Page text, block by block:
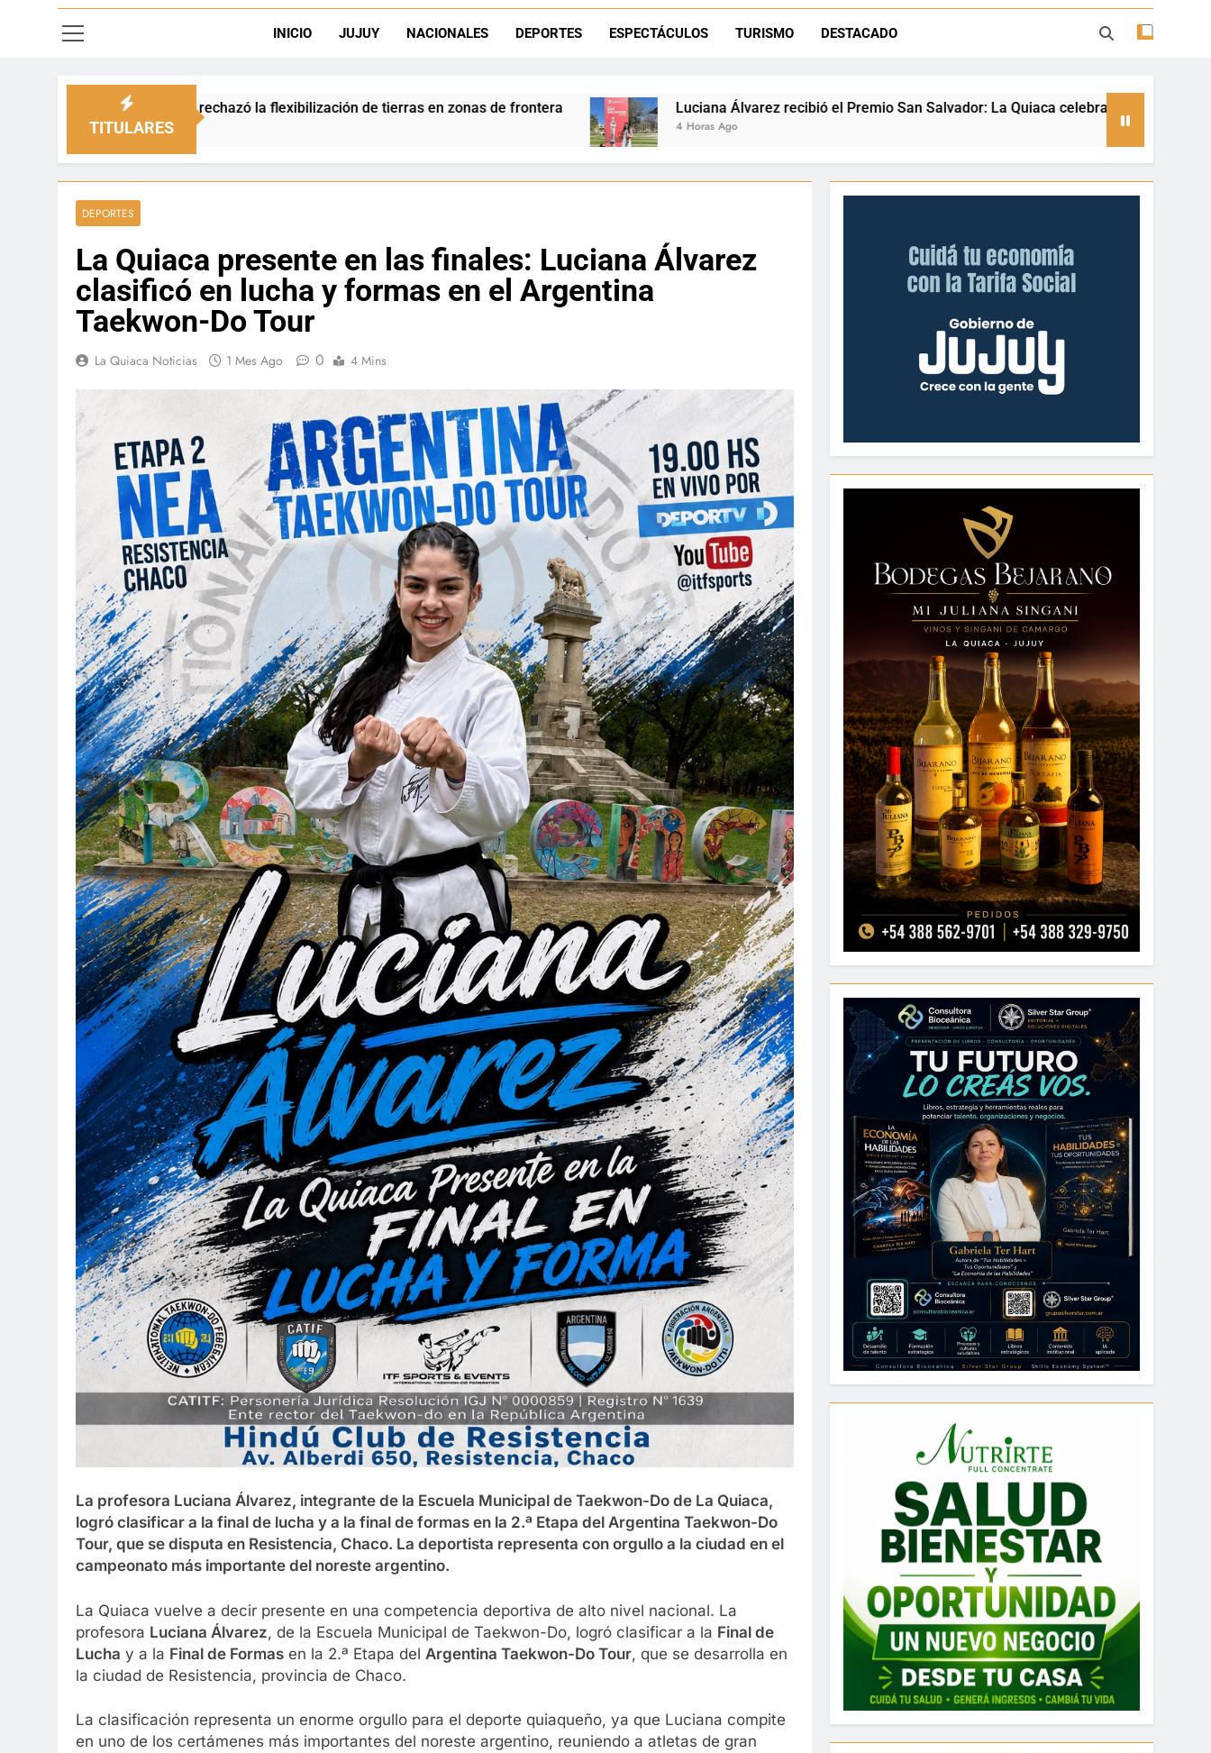
Natación inclusiva en La Quiaca: Celia Zenteno destacó el crecimiento deportivo y el valor de aprender a
INICIO JUJUY NACIONALES DEPORTES ESPECTÁCULOS TURISMO DESTACADO
TITULARES
la flexibilización de tierras en zonas de frontera Luciana Álvarez recibió el Premio San Salvador: La Quiaca celebra a una referente nacional del taekwondo
DEPORTES
La Quiaca presente en las finales: Luciana Álvarez
clasificó en lucha y formas en el Argentina
Taekwon-Do Tour
La Quiaca Noticias 1 Mes Ago 0 4 Mins
La profesora Luciana Álvarez, integrante de la Escuela Municipal de Taekwon-Do de La Quiaca,
logró clasificar a la final de lucha y a la final de formas en la 2.ª Etapa del Argentina Taekwon-Do
Tour, que se disputa en Resistencia, Chaco. La deportista representa con orgullo a la ciudad en el
campeonato más importante del noreste argentino.
La Quiaca vuelve a decir presente en una competencia deportiva de alto nivel nacional. La
profesora Luciana Álvarez, de la Escuela Municipal de Taekwon-Do, logró clasificar a la Final de
Lucha y a la Final de Formas en la 2.ª Etapa del Argentina Taekwon-Do Tour, que se desarrolla en
la ciudad de Resistencia, provincia de Chaco.
La clasificación representa un enorme orgullo para el deporte quiaqueño, ya que Luciana compite
en uno de los certámenes más importantes del noreste argentino, reuniendo a atletas de gran